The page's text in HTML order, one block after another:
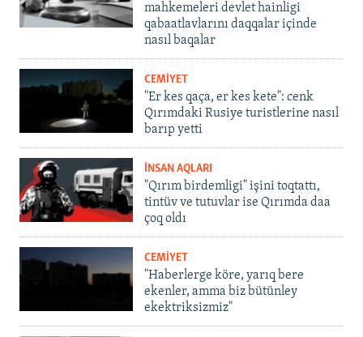
mahkemeleri devlet hainligi
qabaatlavlarını daqqalar içinde
nasıl baqalar
CEMİYET
"Er kes qaça, er kes kete": cenk
Qırımdaki Rusiye turistlerine nasıl
barıp yetti
İNSAN AQLARI
"Qırım birdemligi" işini toqtattı,
tintüv ve tutuvlar ise Qırımda daa
çoq oldı
CEMİYET
"Haberlerge köre, yarıq bere
ekenler, amma biz bütünley
ekektriksizmiz"